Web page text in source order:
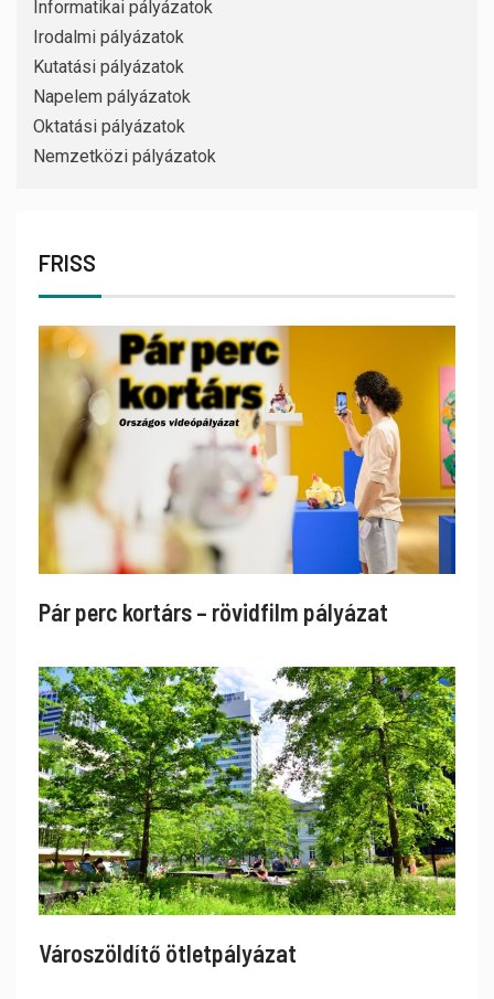
Informatikai pályázatok
Irodalmi pályázatok
Kutatási pályázatok
Napelem pályázatok
Oktatási pályázatok
Nemzetközi pályázatok
FRISS
Pár perc kortárs – rövidfilm pályázat
Városzöldítő ötletpályázat